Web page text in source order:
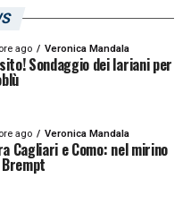
ago Veronica Mandala
Sondaggio dei lariani per
ago Veronica Mandala
Cagliari e Como: nel mirino
Brempt